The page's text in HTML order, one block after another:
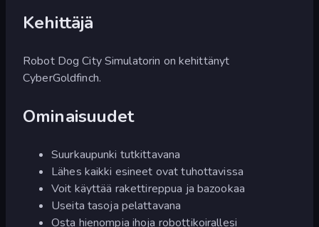
Kehittäjä
Robot Dog City Simulatorin on kehittänyt
CyberGoldfinch.
Ominaisuudet
Suurkaupunki tutkittavana
Lähes kaikki esineet ovat tuhottavissa
Voit käyttää rakettireppua ja bazookaa
Useita tasoja pelattavana
Osta hienompia ihoja robottikoirallesi